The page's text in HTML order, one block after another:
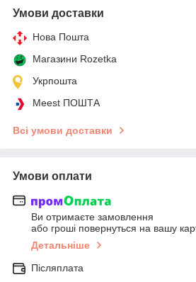
Умови доставки
Нова Пошта
Магазини Rozetka
Укрпошта
Meest ПОШТА
Всі умови доставки
Умови оплати
Ви отримаєте замовлення
або гроші повернуться на вашу
Детальніше
Післяплата